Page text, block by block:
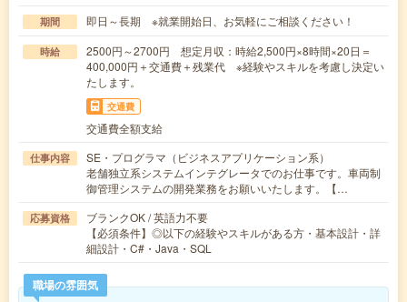
期間 即日～長期 ※就業開始日、お気軽にご相談ください！
時給
2500円～2700円 想定月収：時給2,500円×8時間×20日＝
400,000円＋交通費＋残業代 ※経験やスキルを考慮し決定い
たします。
交通費
交通費全額支給
仕事内容
SE・プログラマ（ビジネスアプリケーション系）
老舗独立系システムインテグレータでのお仕事です。車両制
御管理システムの開発業務をお願いいたします。【…
応募資格
ブランクOK / 英語力不要
【必須条件】◎以下の経験やスキルがある方・基本設計・詳
細設計・C#・Java・SQL
職場の雰囲気